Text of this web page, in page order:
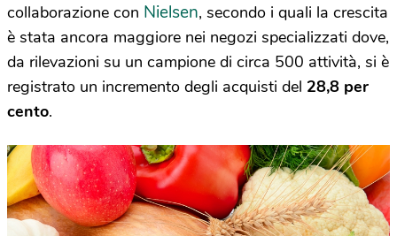
collaborazione con Nielsen, secondo i quali la crescita
è stata ancora maggiore nei negozi specializzati dove,
da rilevazioni su un campione di circa 500 attività, si è
registrato un incremento degli acquisti del 28,8 per
cento.